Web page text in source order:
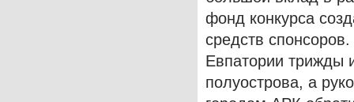
фонд конкурса
средств
Евпатории трижды
полуострова, а